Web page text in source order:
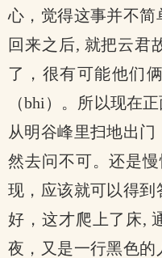
心，觉得这事并不简
回来之后, 就把云君
了，很有可能他们
（bhi）。所以现在
从明谷峰里扫地出
然去问不可。还是
现，应该就可以得到
好，这才爬上了床,
夜，又是一行黑色的